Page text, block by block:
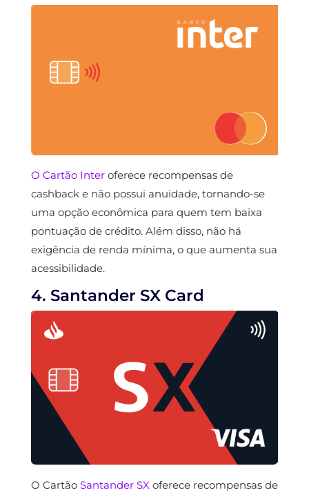
O Cartão Interoferece recompensas de
cashback e não possui anuidade, tornando-se
uma opção econômica para quem tem baixa
pontuação de crédito. Além disso, não há
exigência de renda mínima, o que aumenta sua
acessibilidade.
4. Santander SX Card
O Cartão Santander SXoferece recompensas de